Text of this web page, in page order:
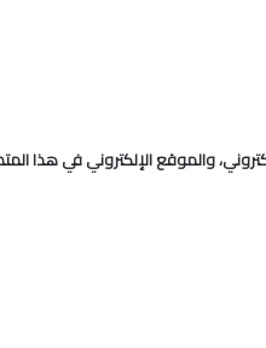
والموقع الإلكتروني في هذا